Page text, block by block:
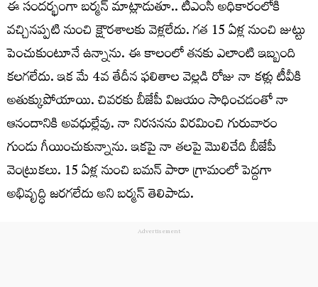
ఈ సంద‌ర్భంగా బ‌ర్మ‌న్ మాట్లాడుతూ.. టీఎంసీ అధికారంలోకి
వ‌చ్చిన‌ప్ప‌టి నుంచి క్షౌర‌శాల‌కు వెళ్ల‌లేదు. గ‌త 15 ఏళ్ల నుంచి జుట్టు
పెంచుకుంటూనే ఉన్నాను. ఈ కాలంలో త‌న‌కు ఎలాంటి ఇబ్బంది
క‌ల‌గ‌లేదు. ఇక మే 4వ తేదీన ఫ‌లితాల వెల్ల‌డి రోజు నా క‌ళ్లు టీవీకి
అతుక్కుపోయాయి. చివ‌ర‌కు బీజేపీ విజ‌యం సాధించ‌డంతో నా
ఆనందానికి అవ‌ధుల్లేవు. నా నిర‌స‌న‌ను విర‌మించి గురువారం
గుండు గీయించుకున్నాను. ఇక‌పై నా త‌ల‌పై మొలిచేది బీజేపీ
వెంట్రుక‌లు. 15 ఏళ్ల నుంచి బ‌మ‌న్ పారా గ్రామంలో పెద్ద‌గా
అభివృద్ధి జ‌ర‌గ‌లేదు అని బ‌ర్మ‌న్ తెలిపాడు.